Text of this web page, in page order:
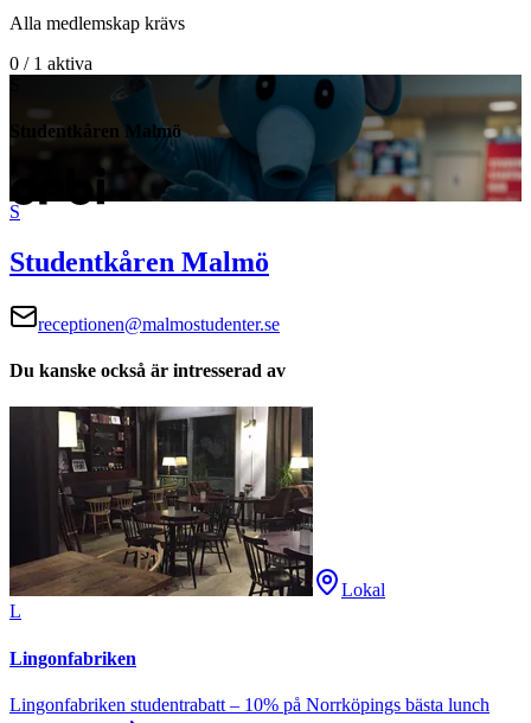
Alla medlemskap krävs
0 / 1 aktiva
Studentkåren Malmö
S
Studentkåren Malmö
receptionen@malmostudenter.se
Du kanske också är intresserad av
Lokal
L
Lingonfabriken
Lingonfabriken studentrabatt – 10% på Norrköpings bästa lunch